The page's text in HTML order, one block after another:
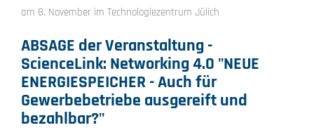
am 8. November im Technologiezentrum Jülich
ABSAGE der Veranstaltung -
ScienceLink: Networking 4.0 "NEUE
ENERGIESPEICHER - Auch für
Gewerbebetriebe ausgereift und
bezahlbar?"